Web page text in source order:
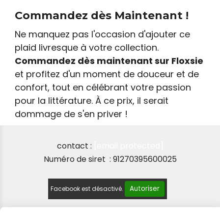
Commandez dès Maintenant !
Ne manquez pas l'occasion d'ajouter ce
plaid livresque à votre collection.
Commandez dès maintenant sur Floxsie
et profitez d'un moment de douceur et de
confort, tout en célébrant votre passion
pour la littérature. À ce prix, il serait
dommage de s'en priver !
contact :
Numéro de siret : 91270395600025
Facebook est désactivé. Autoriser